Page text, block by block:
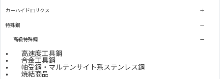
カーハイドロリクス
特殊鋼
高級特殊鋼
高速度工具鋼
合金工具鋼
軸受鋼・マルテンサイト系ステンレス鋼
焼結商品